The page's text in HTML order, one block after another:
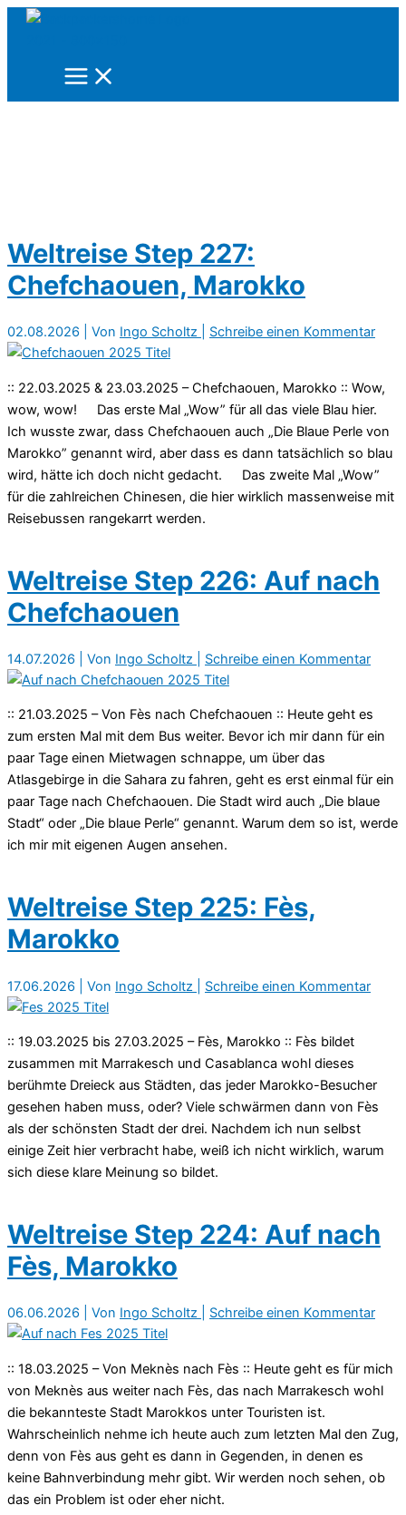
Zum
Weltreise Step 227:
Chefchaouen, Marokko
02.08.2026 | Von Ingo Scholtz Schreibe einen Kommentar
:: 22.03.2025 & 23.03.2025 – Chefchaouen, Marokko :: Wow,
wow, wow! Das erste Mal „Wow” für all das viele Blau hier.
Ich wusste zwar, dass Chefchaouen auch „Die Blaue Perle von
Marokko” genannt wird, aber dass es dann tatsächlich so blau
wird, hätte ich doch nicht gedacht. Das zweite Mal „Wow”
für die zahlreichen Chinesen, die hier wirklich massenweise mit
Reisebussen rangekarrt werden.
Weltreise Step 226: Auf nach
Chefchaouen
14.07.2026 | Von Ingo Scholtz Schreibe einen Kommentar
:: 21.03.2025 – Von Fès nach Chefchaouen :: Heute geht es
zum ersten Mal mit dem Bus weiter. Bevor ich mir dann für ein
paar Tage einen Mietwagen schnappe, um über das
Atlasgebirge in die Sahara zu fahren, geht es erst einmal für ein
paar Tage nach Chefchaouen. Die Stadt wird auch „Die blaue
Stadt“ oder „Die blaue Perle“ genannt. Warum dem so ist, werde
ich mir mit eigenen Augen ansehen.
Weltreise Step 225: Fès,
Marokko
17.06.2026 | Von Ingo Scholtz Schreibe einen Kommentar
:: 19.03.2025 bis 27.03.2025 – Fès, Marokko :: Fès bildet
zusammen mit Marrakesch und Casablanca wohl dieses
berühmte Dreieck aus Städten, das jeder Marokko-Besucher
gesehen haben muss, oder? Viele schwärmen dann von Fès
als der schönsten Stadt der drei. Nachdem ich nun selbst
einige Zeit hier verbracht habe, weiß ich nicht wirklich, warum
sich diese klare Meinung so bildet.
Weltreise Step 224: Auf nach
Fès, Marokko
06.06.2026 | Von Ingo Scholtz Schreibe einen Kommentar
:: 18.03.2025 – Von Meknès nach Fès :: Heute geht es für mich
von Meknès aus weiter nach Fès, das nach Marrakesch wohl
die bekannteste Stadt Marokkos unter Touristen ist.
Wahrscheinlich nehme ich heute auch zum letzten Mal den Zug,
denn von Fès aus geht es dann in Gegenden, in denen es
keine Bahnverbindung mehr gibt. Wir werden noch sehen, ob
das ein Problem ist oder eher nicht.